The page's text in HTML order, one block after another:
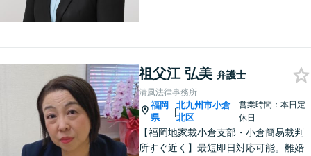
祖父江 弘美 弁護士
清風法律事務所
福岡
県
|
北九州市小倉
北区
営業時間：本日定
休日
【福岡地家裁小倉支部・小倉簡易裁判
所すぐ近く】最短即日対応可能。離婚